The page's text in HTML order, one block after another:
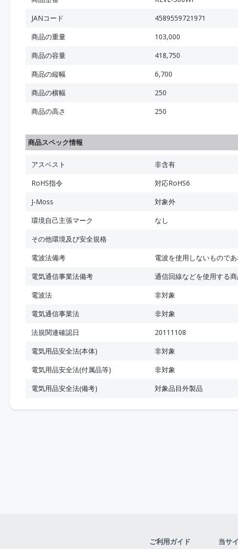
JANコード
4589559721971
商品の重量
103,000
商品の容量
418,750
商品の縦幅
6,700
商品の横幅
250
商品の高さ
250
商品スペック情報
アスベスト
非含有
RoHS指令
対応RoHS6
J-Moss
対象外
環境自己主張マーク
なし
その他環境及び安全規格
電波法備考
電波を使用しないもので
電気通信事業法備考
通信回線などを使用する
電波法
非対象
電気通信事業法
非対象
法規関連確認日
20111108
電気用品安全法(本体)
非対象
電気用品安全法(付属品等)
非対象
電気用品安全法(備考)
対象品目外製品
ご利用ガイド 当サ